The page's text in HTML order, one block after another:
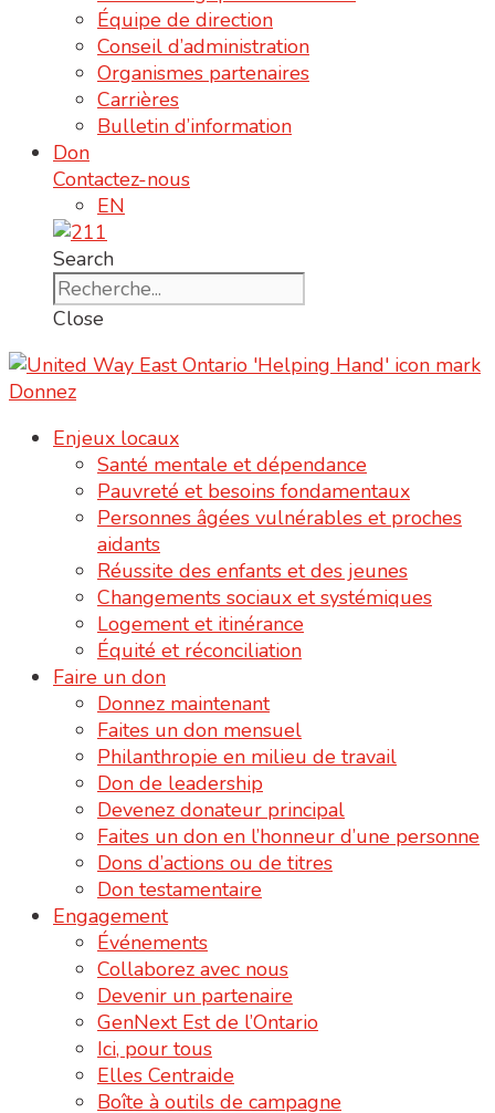
Équipe de direction
Conseil d’administration
Organismes partenaires
Carrières
Bulletin d’information
Don
Contactez-nous
EN
Search
Close
Donnez
Enjeux locaux
Santé mentale et dépendance
Pauvreté et besoins fondamentaux
Personnes âgées vulnérables et proches
aidants
Réussite des enfants et des jeunes
Changements sociaux et systémiques
Logement et itinérance
Équité et réconciliation
Faire un don
Donnez maintenant
Faites un don mensuel
Philanthropie en milieu de travail
Don de leadership
Devenez donateur principal
Faites un don en l’honneur d’une personne
Dons d’actions ou de titres
Don testamentaire
Engagement
Événements
Collaborez avec nous
Devenir un partenaire
GenNext Est de l’Ontario
Ici, pour tous
Elles Centraide
Boîte à outils de campagne